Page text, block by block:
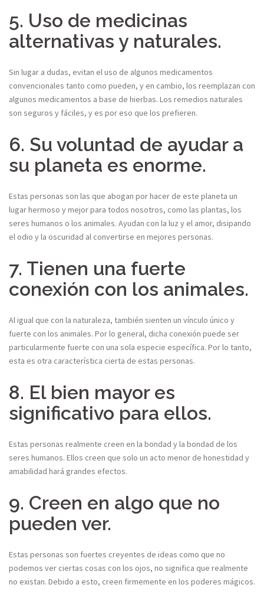
5. Uso de medicinas
alternativas y naturales.
Sin lugar a dudas, evitan el uso de algunos medicamentos
convencionales tanto como pueden, y en cambio, los reemplazan con
algunos medicamentos a base de hierbas. Los remedios naturales
son seguros y fáciles, y es por eso que los prefieren.
6. Su voluntad de ayudar a
su planeta es enorme.
Estas personas son las que abogan por hacer de este planeta un
lugar hermoso y mejor para todos nosotros, como las plantas, los
seres humanos o los animales. Ayudan con la luz y el amor, disipando
el odio y la oscuridad al convertirse en mejores personas.
7. Tienen una fuerte
conexión con los animales.
Al igual que con la naturaleza, también sienten un vínculo único y
fuerte con los animales. Por lo general, dicha conexión puede ser
particularmente fuerte con una sola especie específica. Por lo tanto,
esta es otra característica cierta de estas personas.
8. El bien mayor es
significativo para ellos.
Estas personas realmente creen en la bondad y la bondad de los
seres humanos. Ellos creen que solo un acto menor de honestidad y
amabilidad hará grandes efectos.
9. Creen en algo que no
pueden ver.
Estas personas son fuertes creyentes de ideas como que no
podemos ver ciertas cosas con los ojos, no significa que realmente
no existan. Debido a esto, creen firmemente en los poderes mágicos.